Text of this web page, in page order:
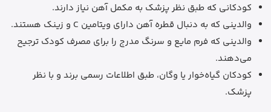
کودکانی که طبق نظر پزشک به مکمل آهن نیاز دارند.
والدینی که به دنبال قطره آهن دارای ویتامین C و زینک هستند.
والدینی که فرم مایع و سرنگ مدرج را برای مصرف کودک ترجیح
می‌دهند.
کودکان گیاه‌خوار یا وگان، طبق اطلاعات رسمی برند و با نظر
پزشک.